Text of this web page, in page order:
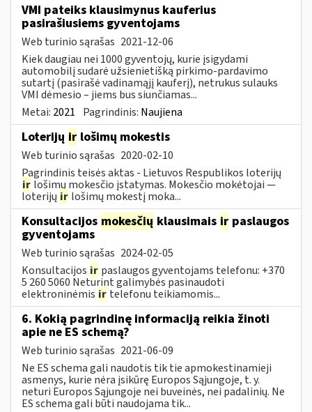
VMI pateiks klausimynus kauferius
pasirašiusiems gyventojams
Web turinio sąrašas 2021-12-06
Kiek daugiau nei 1000 gyventojų, kurie įsigydami
automobilį sudarė užsienietišką pirkimo-pardavimo
sutartį (pasirašė vadinamąjį kauferį), netrukus sulauks
VMI dėmesio – jiems bus siunčiamas...
Metai: 2021 Pagrindinis: Naujiena
Loterijų ir lošimų mokestis
Web turinio sąrašas 2020-02-10
Pagrindinis teisės aktas - Lietuvos Respublikos loterijų
ir lošimų mokesčio įstatymas. Mokesčio mokėtojai —
loterijų ir lošimų mokestį moka...
Konsultacijos mokesčių klausimais ir paslaugos
gyventojams
Web turinio sąrašas 2024-02-05
Konsultacijos ir paslaugos gyventojams telefonu: +370
5 260 5060 Neturint galimybės pasinaudoti
elektroninėmis ir telefonu teikiamomis...
6. Kokią pagrindinę informaciją reikia žinoti
apie ne ES schemą?
Web turinio sąrašas 2021-06-09
Ne ES schema gali naudotis tik tie apmokestinamieji
asmenys, kurie nėra įsikūrę Europos Sąjungoje, t. y.
neturi Europos Sąjungoje nei buveinės, nei padalinių. Ne
ES schema gali būti naudojama tik...